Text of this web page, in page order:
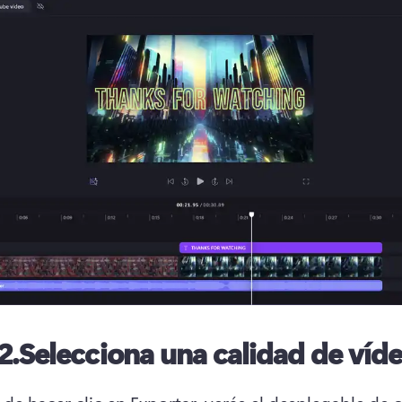
Selecciona una calidad de